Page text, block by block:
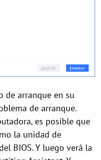
de arranque en su
de arranque.
es posible que
la unidad de
BIOS. Y luego verá la